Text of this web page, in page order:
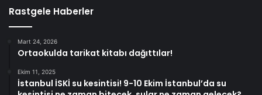
Rastgele Haberler
Mart 24, 2026
Ortaokulda tarikat kitabı dağıttılar!
Ekim 11, 2025
İstanbul İSKİ su kesintisi! 9-10 Ekim İstanbul’da su